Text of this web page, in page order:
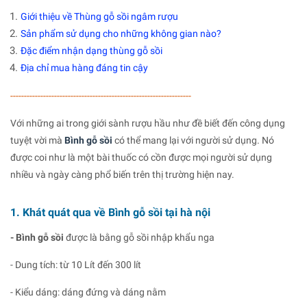
Giới thiệu về Thùng gỗ sồi ngâm rượu
Sản phẩm sử dụng cho những không gian nào?
Đặc điểm nhận dạng thùng gỗ sồi
Địa chỉ mua hàng đáng tin cậy
------------------------------------------------------------------
Với những ai trong giới sành rượu hầu như đề biết đến công dụng
tuyệt vời mà Bình gỗ sồi có thể mang lại với người sử dụng. Nó
được coi như là một bài thuốc có cồn được mọi người sử dụng
nhiều và ngày càng phổ biến trên thị trường hiện nay.
1. Khát quát qua về Bình gỗ sồi tại hà nội
- Bình gỗ sồi được là bằng gỗ sồi nhập khẩu nga
- Dung tích: từ 10 Lít đến 300 lít
- Kiểu dáng: dáng đứng và dáng nằm